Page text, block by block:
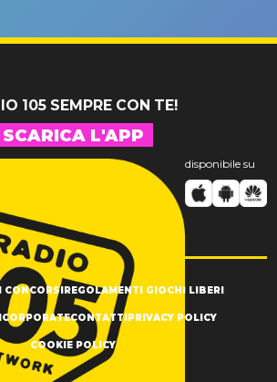
105 SEMPRE CON TE!
SCARICA L'APP
disponibile su
CONCORSI REGOLAMENTI GIOCHI LIBERI
CORPORATECONTATTI PRIVACY POLICY
COOKIE POLICY